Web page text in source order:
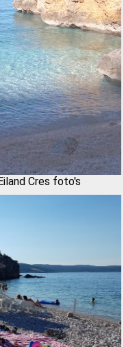
Cres foto's